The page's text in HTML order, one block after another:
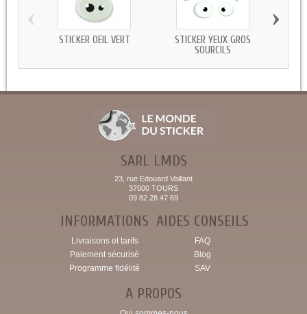
STICKER OEIL VERT
STICKER YEUX GROS
SOURCILS
‹ ›
SARL LMDS
23, rue Edouard Vaillant
37000 TOURS
09 82 28 47 69
INFORMATIONS
Livraisons et tarifs
Paiement sécurisé
Programme fidélité
AIDES CONSEILS
FAQ
Blog
SAV
A PROPOS